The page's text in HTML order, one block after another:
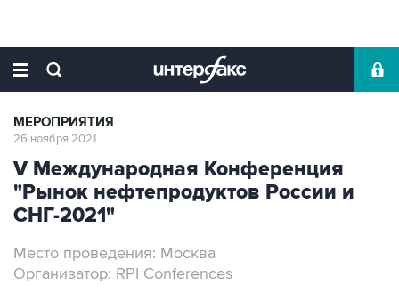
МЕРОПРИЯТИЯ
26 ноября 2021
V Международная Конференция
"Рынок нефтепродуктов России и
СНГ-2021"
Место проведения: Москва
Организатор: RPI Conferences